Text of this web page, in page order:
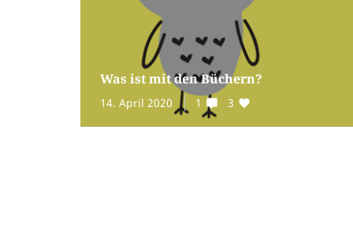
Was ist mit den Büchern?
14. April 2020 1 3